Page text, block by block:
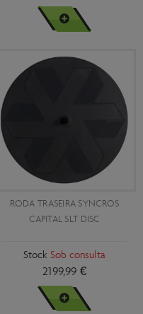
VER MAIS
RODA TRASEIRA SYNCROS
CAPITAL SLT DISC
Stock Sob consulta
2199,99 €
VER MAIS